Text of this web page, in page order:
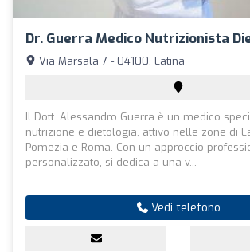
Dr. Guerra Medico Nutrizionista
Via Marsala 7 - 04100, Latina
Il Dott. Alessandro Guerra è un medico
nutrizione e dietologia, attivo nelle zone di
Pomezia e Roma. Con un approccio
personalizzato, si dedica a una v...
Vedi telefono